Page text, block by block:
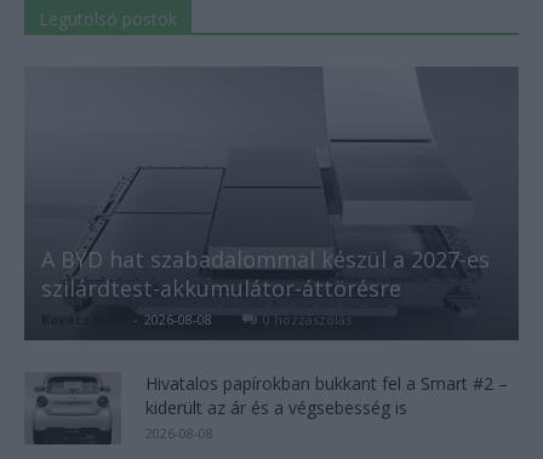
Legutolsó postok
A BYD hat szabadalommal készül a 2027-es
szilárdtest-akkumulátor-áttörésre
- 2026-08-08 0 hozzászólás
Hivatalos papírokban bukkant fel a Smart #2 –
kiderült az ár és a végsebesség is
2026-08-08